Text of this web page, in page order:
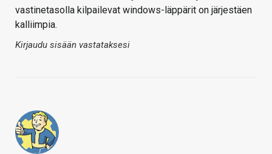
vastinetasolla kilpailevat windows-läppärit on järjestäen
kalliimpia.
Kirjaudu sisään vastataksesi